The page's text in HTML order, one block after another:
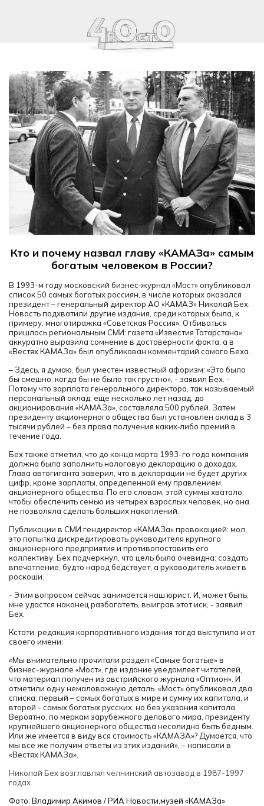
Кто и почему назвал главу «КАМАЗа» самым
богатым человеком в России?
В 1993-м году московский бизнес‑журнал «Мост» опубликовал
список 50 самых богатых россиян, в числе которых оказался
президент – генеральный директор АО «КАМАЗ» Николай Бех.
Новость подхватили другие издания, среди которых была, к
примеру, многотиражка «Советская Россия». Отбиваться
пришлось региональным СМИ: газета «Известия Татарстана»
аккуратно выразила сомнение в достоверности факта, а в
«Вестях КАМАЗа» был опубликован комментарий самого Беха.
– Здесь, я думаю, был уместен известный афоризм: «Это было
бы смешно, когда бы не было так грустно», - заявил Бех. -
Потому что зарплата генерального директора, так называемый
персональный оклад, еще несколько лет назад, до
акционирования «КАМАЗа», составляла 500 рублей. Затем
президенту акционерного общества был установлен оклад в 3
тысячи рублей – без права получения каких‑либо премий в
течение года.
Бех также отметил, что до конца марта 1993-го года компания
должна была заполнить налоговую декларацию о доходах.
Глава автогиганта заверил, что в декларации не будет других
цифр, кроме зарплаты, определенной ему правлением
акционерного общества. По его словам, этой суммы хватало,
чтобы обеспечить семью из четырех взрослых человек, но она
не позволяла сделать больших накоплений.
Публикации в СМИ гендиректор «КАМАЗа» провокацией: мол,
это попытка дискредитировать руководителя крупного
акционерного предприятия и противопоставить его
коллективу. Бех подчеркнул, что цель была очевидна: создать
впечатление, будто народ бедствует, а руководитель живет в
роскоши.
- Этим вопросом сейчас занимается наш юрист. И, может быть,
мне удастся наконец разбогатеть, выиграв этот иск, - заявил
Бех.
Кстати, редакция корпоративного издания тогда выступила и от
своего имени:
«Мы внимательно прочитали раздел «Самые богатые» в
бизнес-журнале «Мост», где издание уведомляет читателей,
что материал получен из австрийского журнала «Оптион». И
отметили одну немаловажную деталь. «Мост» опубликовал два
списка: первый – самых богатых в мире и сумму их капитала, и
второй - самых богатых русских, но без указания капитала.
Вероятно, по меркам зарубежного делового мира, президенту
крупнейшего акционерного общества несолидно быть бедным.
Или же имеется в виду вся стоимость «КАМАЗА»? Думается, что
мы все же получим ответы из этих изданий», ­– написали в
«Вестях КАМАЗа».
Николай Бех возглавлял челнинский автозавод в 1987-1997
годах.
Фото: Владимир Акимов / РИА Новости, музей «КАМАЗа»